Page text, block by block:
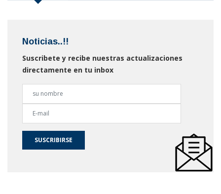
Noticias..!!
Suscribete y recibe nuestras actualizaciones
directamente en tu inbox
SUSCRIBIRSE